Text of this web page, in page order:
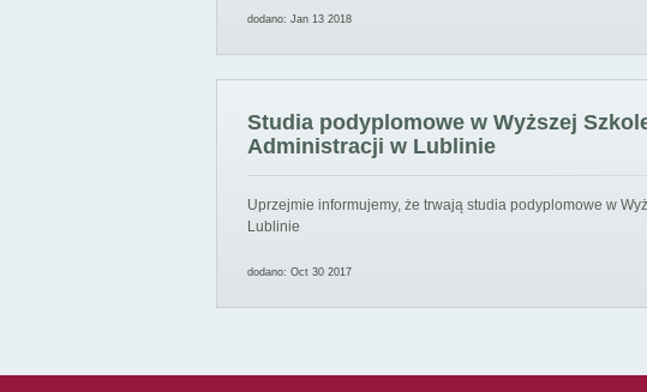
dodano: Jan 13 2018
Studia podyplomowe w Wyższej
Administracji w Lublinie
Uprzejmie informujemy, że trwają studia podyplomowe w
Lublinie
dodano: Oct 30 2017